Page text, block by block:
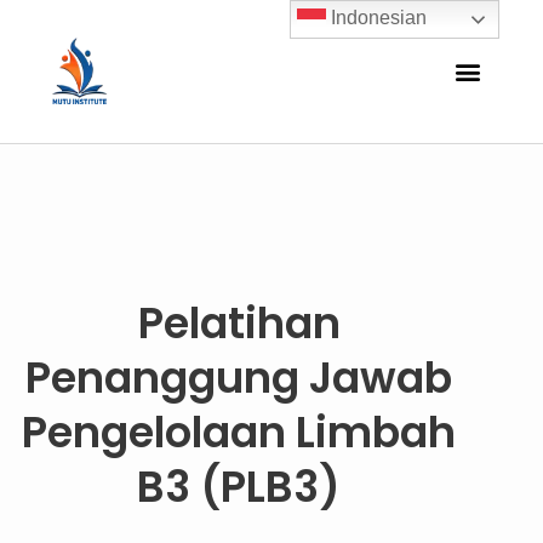
Pelatihan
Penanggung Jawab
Pengelolaan Limbah
B3 (PLB3)
Indonesian